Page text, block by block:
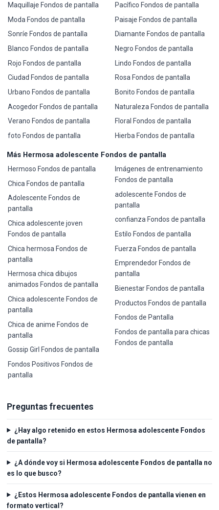
Maquillaje Fondos de pantalla
Moda Fondos de pantalla
Sonríe Fondos de pantalla
Blanco Fondos de pantalla
Rojo Fondos de pantalla
Ciudad Fondos de pantalla
Urbano Fondos de pantalla
Acogedor Fondos de pantalla
Verano Fondos de pantalla
foto Fondos de pantalla
Pacífico Fondos de pantalla
Paisaje Fondos de pantalla
Diamante Fondos de pantalla
Negro Fondos de pantalla
Lindo Fondos de pantalla
Rosa Fondos de pantalla
Bonito Fondos de pantalla
Naturaleza Fondos de pantalla
Floral Fondos de pantalla
Hierba Fondos de pantalla
Más Hermosa adolescente Fondos de pantalla
Hermoso Fondos de pantalla
Chica Fondos de pantalla
Adolescente Fondos de
pantalla
Chica adolescente joven
Fondos de pantalla
Chica hermosa Fondos de
pantalla
Hermosa chica dibujos
animados Fondos de pantalla
Chica adolescente Fondos de
pantalla
Chica de anime Fondos de
pantalla
Gossip Girl Fondos de pantalla
Fondos Positivos Fondos de
pantalla
Imágenes de entrenamiento
Fondos de pantalla
adolescente Fondos de
pantalla
confianza Fondos de pantalla
Estilo Fondos de pantalla
Fuerza Fondos de pantalla
Emprendedor Fondos de
pantalla
Bienestar Fondos de pantalla
Productos Fondos de pantalla
Fondos de Pantalla
Fondos de pantalla para chicas
Fondos de pantalla
Preguntas frecuentes
¿Hay algo retenido en estos Hermosa adolescente Fondos
de pantalla?
¿A dónde voy si Hermosa adolescente Fondos de pantalla no
es lo que busco?
¿Estos Hermosa adolescente Fondos de pantalla vienen en
formato vertical?